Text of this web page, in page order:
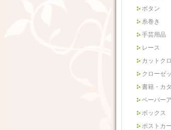
ボタン
糸巻き
手芸用品
レース
カットク
クローゼ
書籍・カ
ペーパー
ボックス
ポストカ